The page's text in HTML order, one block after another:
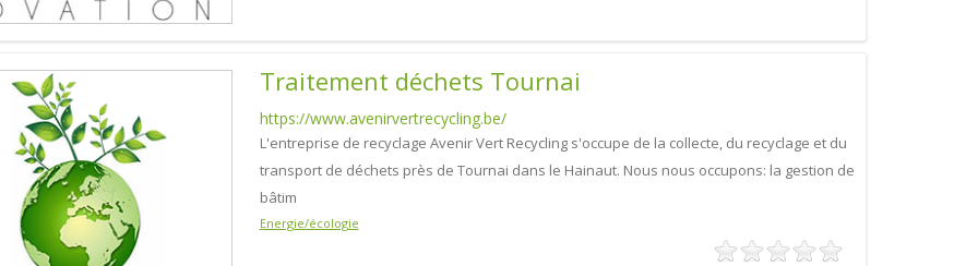
Traitement déchets Tournai
https://www.avenirvertrecycling.be/
L'entreprise de recyclage Avenir Vert Recycling s'occupe de la collecte, du recyclage et du
transport de déchets près de Tournai dans le Hainaut. Nous nous occupons: la gestion de
bâtim
Energie/écologie